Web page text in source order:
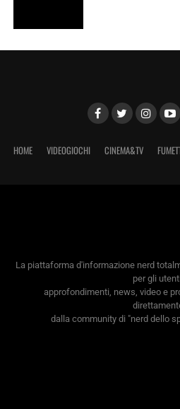
HOME VIDEOGIOCHI CINEMA&TV
La piattaforma d'informazione nerd
per gli
approfondimenti, news, video e
dalla community di "nerd dello